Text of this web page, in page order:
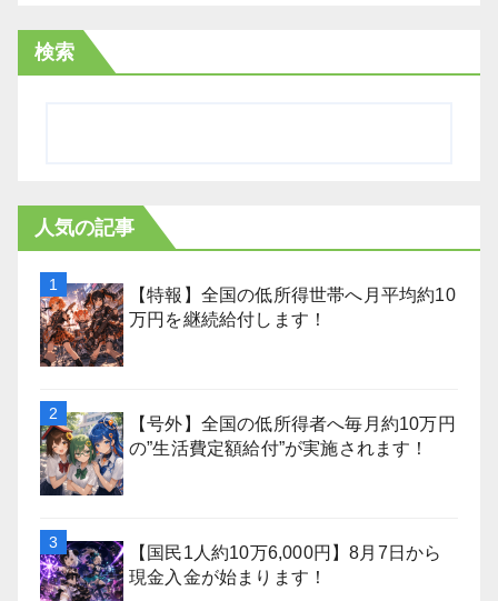
検索
人気の記事
【特報】全国の低所得世帯へ月平均約10
万円を継続給付します！
【号外】全国の低所得者へ毎月約10万円
の”生活費定額給付”が実施されます！
【国民1人約10万6,000円】8月7日から
現金入金が始まります！